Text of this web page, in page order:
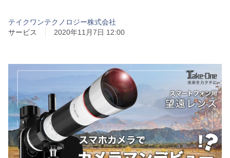
テイクワンテクノロジー株式会社
サービス
2020年11月7日 12:00